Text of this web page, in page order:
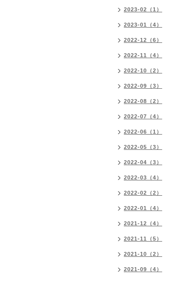
2023-02（1）
2023-01（4）
2022-12（6）
2022-11（4）
2022-10（2）
2022-09（3）
2022-08（2）
2022-07（4）
2022-06（1）
2022-05（3）
2022-04（3）
2022-03（4）
2022-02（2）
2022-01（4）
2021-12（4）
2021-11（5）
2021-10（2）
2021-09（4）